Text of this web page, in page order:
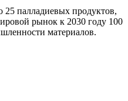
палладиевых продуктов,
рынок к 2030 году 100
материалов.